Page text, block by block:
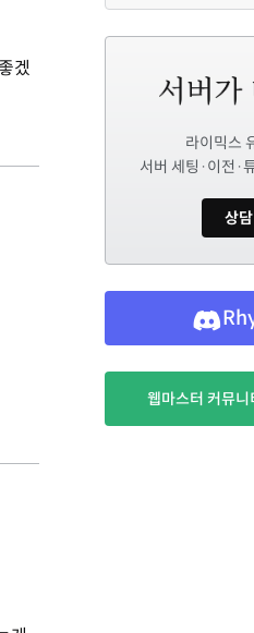
겠
라이믹스
서버 세팅·이전·
상
웹마스터 커뮤니